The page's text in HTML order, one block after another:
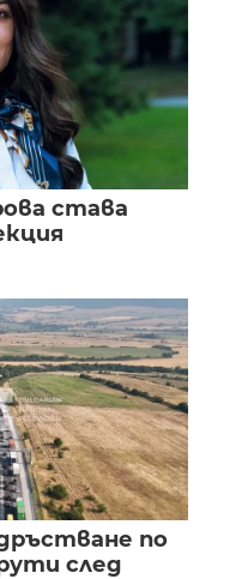
става
по
след